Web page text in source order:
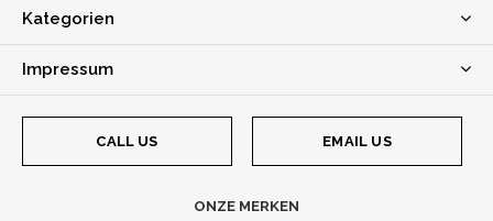
Kategorien
Impressum
CALL US EMAIL US
ONZE MERKEN